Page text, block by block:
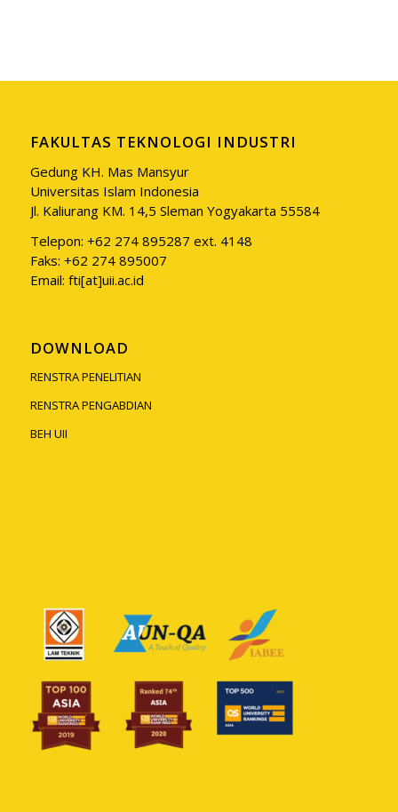
FAKULTAS TEKNOLOGI INDUSTRI
Gedung KH. Mas Mansyur
Universitas Islam Indonesia
Jl. Kaliurang KM. 14,5 Sleman Yogyakarta 55584
Telepon: +62 274 895287 ext. 4148
Faks: +62 274 895007
Email: fti[at]uii.ac.id
DOWNLOAD
RENSTRA PENELITIAN
RENSTRA PENGABDIAN
BEH UII